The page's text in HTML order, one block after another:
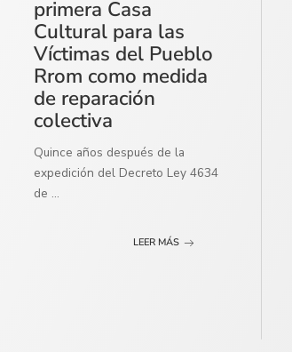
primera Casa
Cultural para las
Víctimas del Pueblo
Rrom como medida
de reparación
colectiva
Quince años después de la
expedición del Decreto Ley 4634
de ...
LEER MÁS